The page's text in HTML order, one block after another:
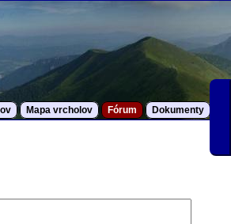
Mapa vrcholov Fórum Dokumenty